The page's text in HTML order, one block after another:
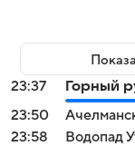
23:37
Горный
23:50
23:58
Водопад